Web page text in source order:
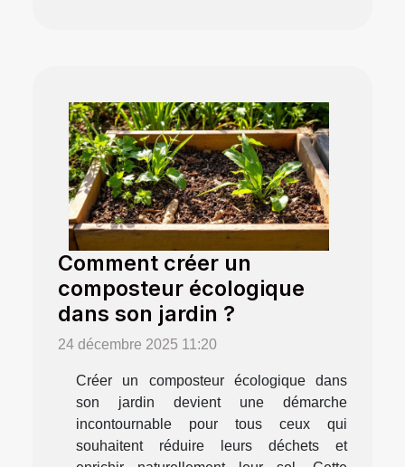
Comment créer un
composteur écologique
dans son jardin ?
24 décembre 2025 11:20
Créer un composteur écologique dans
son jardin devient une démarche
incontournable pour tous ceux qui
souhaitent réduire leurs déchets et